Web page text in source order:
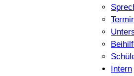
Intern